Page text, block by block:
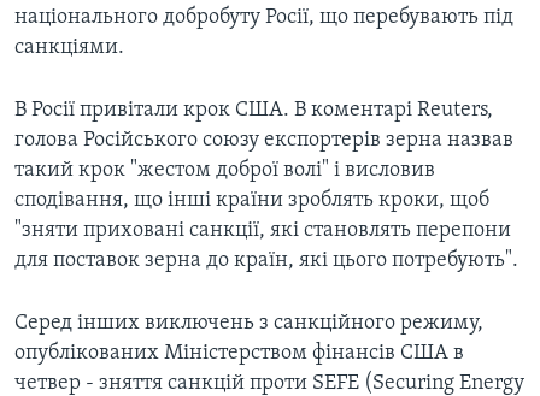
національного добробуту Росії, що перебувають під
санкціями.
В Росії привітали крок США. В коментарі Reuters,
голова Російського союзу експортерів зерна назвав
такий крок "жестом доброї волі" і висловив
сподівання, що інші країни зроблять кроки, щоб
"зняти приховані санкції, які становлять перепони
для поставок зерна до країн, які цього потребують".
Серед інших виключень з санкційного режиму,
опублікованих Міністерством фінансів США в
четвер - зняття санкцій проти SEFE (Securing Energy